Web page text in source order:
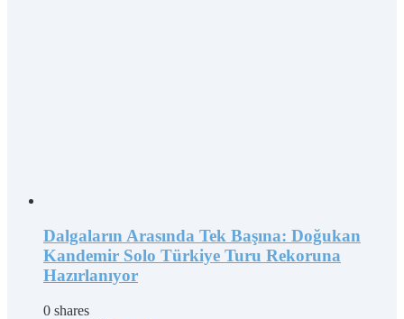
Dalgaların Arasında Tek Başına: Doğukan
Kandemir Solo Türkiye Turu Rekoruna
Hazırlanıyor
0 shares